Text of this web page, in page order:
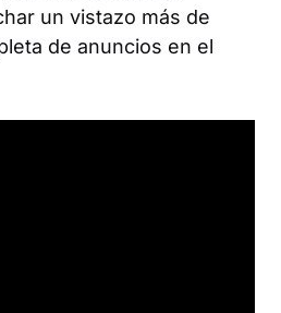
un vistazo más de
de anuncios en el